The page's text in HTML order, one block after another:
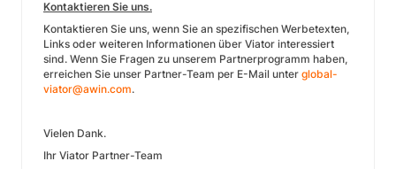
Kontaktieren Sie uns.
Kontaktieren Sie uns, wenn Sie an spezifischen Werbetexten,
Links oder weiteren Informationen über Viator interessiert
sind. Wenn Sie Fragen zu unserem Partnerprogramm haben,
erreichen Sie unser Partner-Team per E-Mail unter global-
viator@awin.com.
Vielen Dank.
Ihr Viator Partner-Team